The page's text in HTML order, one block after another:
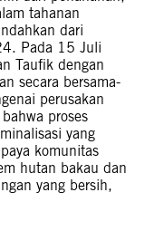
tahanan
dari
Pada 15 Juli
Taufik dengan
secara bersama-
perusakan
proses
yang
komunitas
hutan bakau dan
yang bersih,